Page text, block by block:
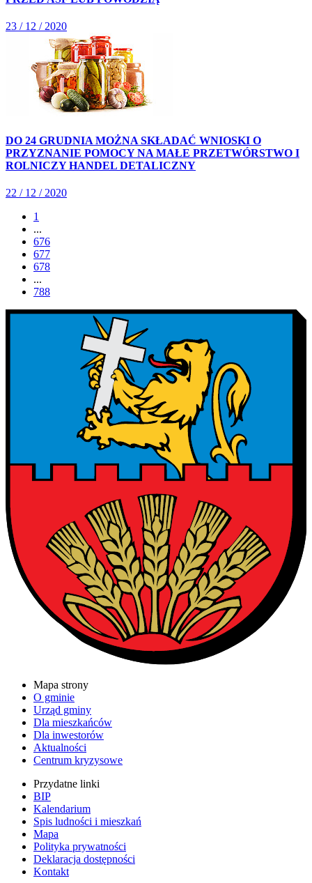
23 / 12 / 2020
DO 24 GRUDNIA MOŻNA SKŁADAĆ WNIOSKI O
PRZYZNANIE POMOCY NA MAŁE PRZETWÓRSTWO I
ROLNICZY HANDEL DETALICZNY
22 / 12 / 2020
1
...
676
677
678
...
788
Mapa strony
O gminie
Urząd gminy
Dla mieszkańców
Dla inwestorów
Aktualności
Centrum kryzysowe
Przydatne linki
BIP
Kalendarium
Spis ludności i mieszkań
Mapa
Polityka prywatności
Deklaracja dostępności
Kontakt